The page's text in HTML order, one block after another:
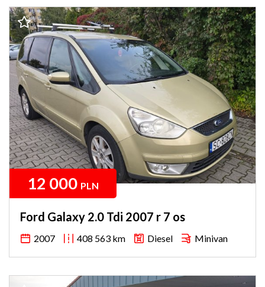
12 000 PLN
Ford Galaxy 2.0 Tdi 2007 r 7 os
2007 408 563 km Diesel Minivan